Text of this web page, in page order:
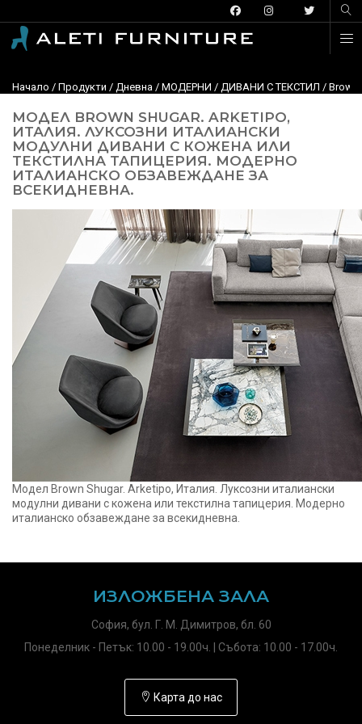
Начало / Продукти / Дневна / МОДЕРНИ / ДИВАНИ С ТЕКСТИЛ / Brown
МОДЕЛ BROWN SHUGAR. ARKETIPO,
ИТАЛИЯ. ЛУКСОЗНИ ИТАЛИАНСКИ
МОДУЛНИ ДИВАНИ С КОЖЕНА ИЛИ
ТЕКСТИЛНА ТАПИЦЕРИЯ. МОДЕРНО
ИТАЛИАНСКО ОБЗАВЕЖДАНЕ ЗА
ВСЕКИДНЕВНА.
Модел Brown Shugar. Arketipo, Италия. Луксозни италиански
модулни дивани с кожена или текстилна тапицерия. Модерно
италианско обзавеждане за всекидневна.
ИЗЛОЖБЕНА ЗАЛА
София, бул. Г. М. Димитров, бл. 60
Понеделник - Петък: 10.00 - 19.00ч. | Събота: 10.00 - 17.00ч.
Карта до нас